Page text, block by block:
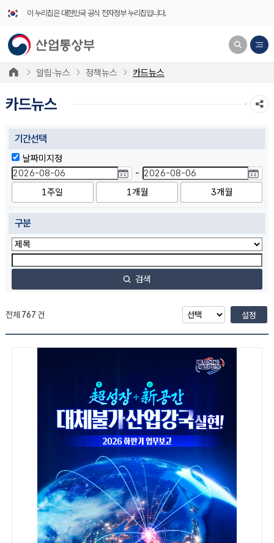
이 누리집은 대한민국 공식 전자정부 누리집입니다.
알림·뉴스 정책뉴스 카드뉴스
카드뉴스
기간선택
날짜미지정
-
1주일
1개월 3개월
구분
검색
전체 767 건 설정